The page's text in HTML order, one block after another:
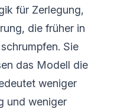
für Zerlegung,
die früher in
Sie
das Modell die
weniger
und weniger